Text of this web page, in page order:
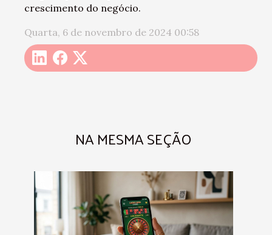
NA MESMA SEÇÃO
crescimento do negócio.
Quarta, 6 de novembro de 2024 00:58